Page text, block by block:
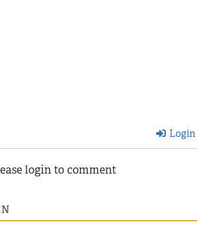
Login
login to comment